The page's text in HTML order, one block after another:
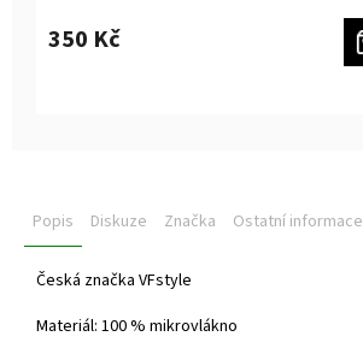
je
350 Kč
Popis Diskuze Značka Ostatní informace
Česká značka VFstyle
Materiál: 100 % mikrovlákno